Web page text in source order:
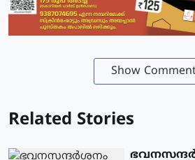
Show
Related Stories